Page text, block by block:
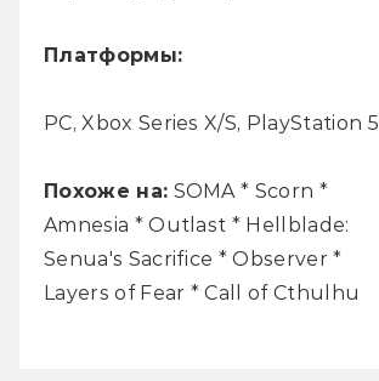
Платформы:
PC, Xbox Series X/S, PlayStation 5
Похоже на: SOMA * Scorn *
Amnesia * Outlast * Hellblade:
Senua's Sacrifice * Observer *
Layers of Fear * Call of Cthulhu